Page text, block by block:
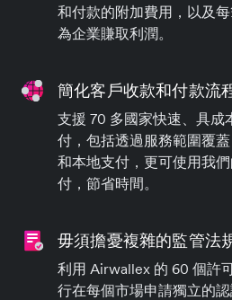
和付款的附加費用，以及
為企業賺取利潤。
簡化客戶收款和付款流
支援 70 多國家快速、具成
付，包括透過服務範圍覆
和本地支付，更可使用我
付，節省時間。
毋須擔憂複雜的監管法
利用 Airwallex 的 60 個許
行在每個市場申請獨立的認